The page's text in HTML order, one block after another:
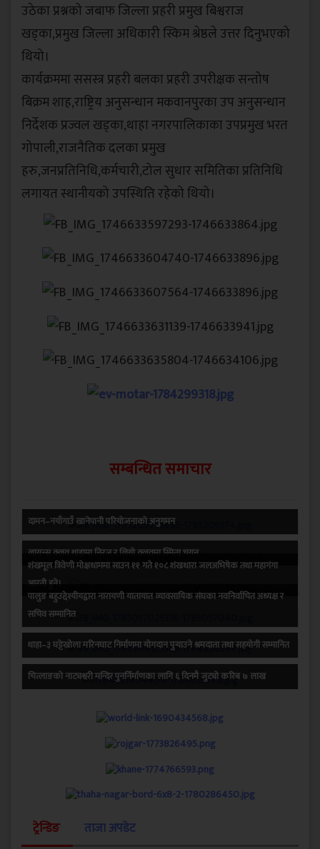
उठेका प्रश्नको जबाफ जिल्ला प्रहरी प्रमुख बिश्वराज
खड्का,प्रमुख जिल्ला अधिकारी स्किम श्रेष्ठले उत्तर दिनुभएको
थियो।
कार्यक्रममा ससस्त्र प्रहरी बलका प्रहरी उपरीक्षक सन्तोष
बिक्रम शाह,राष्ट्रिय अनुसन्धान मकवानपुरका उप अनुसन्धान
निर्देशक प्रज्वल खड्का,थाहा नगरपालिकाका उपप्रमुख भरत
गोपाली,राजनैतिक दलका प्रमुख
हरु,जनप्रतिनिधि,कर्मचारी,टोल सुधार समितिका प्रतिनिधि
लगायत स्थानीयको उपस्थिति रहेको थियो।
सम्बन्धित समाचार
दामन–नयाँगाउँ खानेपानी परियोजनाको अनुगमन
लायन्स क्लव थाहामा निरज र लियाे क्लवमा स्मिता चयन
शंखमूल त्रिवेणी मोक्षधाममा साउन ११ गते १०८ शंखधारा जलअभिषेक तथा महागंगा
आरती हुने।
पालुङ बहुउद्देश्यीयद्वारा नारायणी यातायात व्यावसायिक संघका नवनिर्वाचित अध्यक्ष र
सचिव सम्मानित
थाहा–३ घट्टेखोला मरिनघाट निर्माणमा योगदान पुर्‍याउने श्रमदाता तथा सहयोगी सम्मानित
चित्लाङको नाट्यश्वरी मन्दिर पुनर्निर्माणका लागि ६ दिनमै जुट्यो करिब ७ लाख
ट्रेन्डिङ ताजा अपडेट